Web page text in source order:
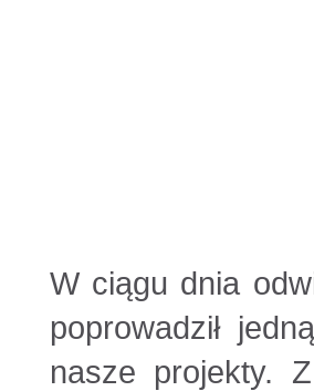
W ciągu dnia
poprowadził
nasze projekty.